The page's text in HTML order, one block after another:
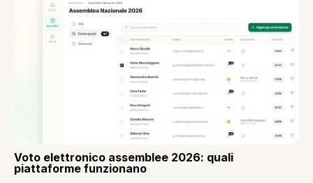
Voto elettronico assemblee 2026: quali
piattaforme funzionano